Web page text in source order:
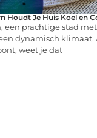
Houdt Je Huis Koel en
een prachtige stad
dynamisch klimaat.
weet je dat